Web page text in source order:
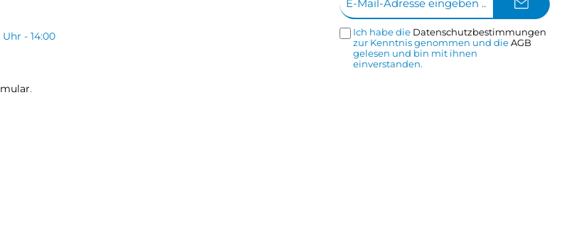
Uhr - 14:00
.
Mail-
Adresse*
Ich habe die Datenschutzbestimmungen
zur Kenntnis genommen und dieAGB
gelesen und bin mit ihnen
einverstanden.